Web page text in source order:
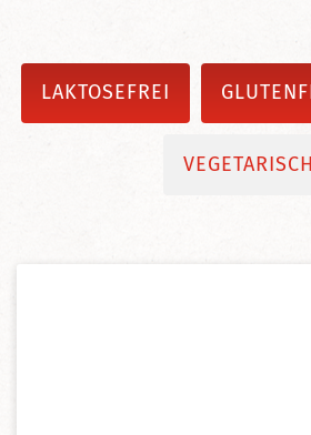
LAKTOSEFREI
VEGETARISCH